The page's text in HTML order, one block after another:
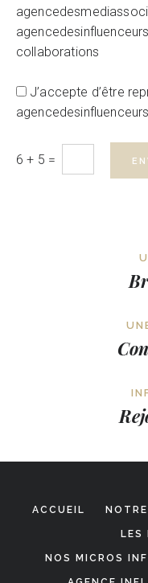
collaborations
J’accepte d’être
6 + 5 =
ACCUEIL
LES
NOS MICROS